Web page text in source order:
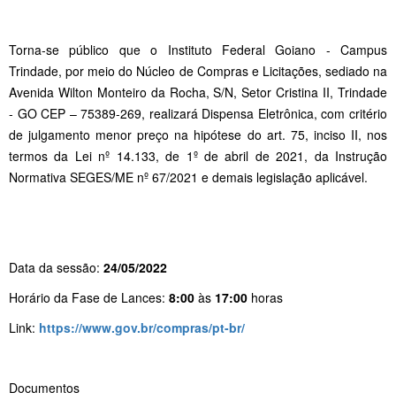
Torna-se público que o Instituto Federal Goiano - Campus
Trindade, por meio do Núcleo de Compras e Licitações, sediado na
Avenida Wilton Monteiro da Rocha, S/N, Setor Cristina II, Trindade
- GO CEP – 75389-269, realizará Dispensa Eletrônica, com critério
de julgamento menor preço na hipótese do art. 75, inciso II, nos
termos da Lei nº 14.133, de 1º de abril de 2021, da Instrução
Normativa SEGES/ME nº 67/2021 e demais legislação aplicável.
Data da sessão: 24/05/2022
Horário da Fase de Lances: 8:00 às 17:00 horas
Link: https://www.gov.br/compras/pt-br/
Documentos